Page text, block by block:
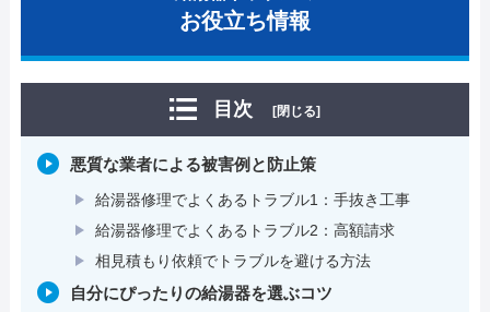
お役立ち情報
目次 [閉じる]
悪質な業者による被害例と防止策
給湯器修理でよくあるトラブル1：手抜き工事
給湯器修理でよくあるトラブル2：高額請求
相見積もり依頼でトラブルを避ける方法
自分にぴったりの給湯器を選ぶコツ